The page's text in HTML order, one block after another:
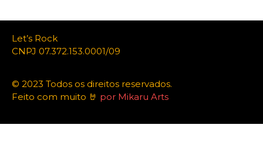
Let’s Rock
CNPJ 07.372.153.0001/09
© 2023 Todos os direitos reservados.
Feito com muito 🤘 por Mikaru Arts